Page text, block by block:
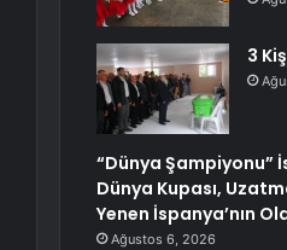
3
“Dünya Şampiyonu”
Dünya Kupası,
Yenen İspanya’nın
Ağustos 6, 2026